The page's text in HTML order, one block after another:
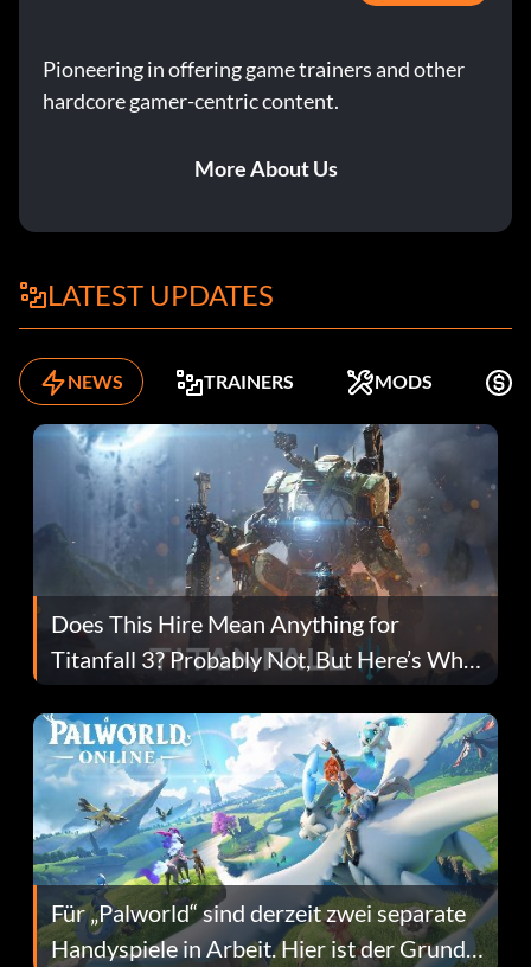
Pioneering in offering game trainers and other
hardcore gamer-centric content.
More About Us
LATEST UPDATES
NEWS TRAINERS MODS
Does This Hire Mean Anything for
Titanfall 3? Probably Not, But Here’s Why
Fans Are Hopeful
Für „Palworld“ sind derzeit zwei separate
Handyspiele in Arbeit. Hier ist der Grund